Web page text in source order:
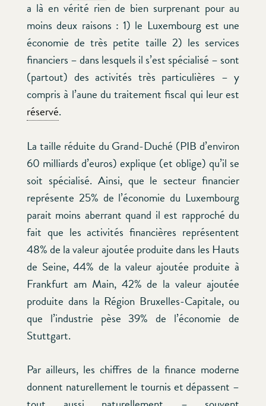
a là en vérité rien de bien surprenant pour au
moins deux raisons : 1) le Luxembourg est une
économie de très petite taille 2) les services
financiers – dans lesquels il s’est spécialisé – sont
(partout) des activités très particulières – y
compris à l’aune du traitement fiscal qui leur est
réservé.
La taille réduite du Grand-Duché (PIB d’environ
60 milliards d’euros) explique (et oblige) qu’il se
soit spécialisé. Ainsi, que le secteur financier
représente 25% de l’économie du Luxembourg
parait moins aberrant quand il est rapproché du
fait que les activités financières représentent
48% de la valeur ajoutée produite dans les Hauts
de Seine, 44% de la valeur ajoutée produite à
Frankfurt am Main, 42% de la valeur ajoutée
produite dans la Région Bruxelles-Capitale, ou
que l’industrie pèse 39% de l’économie de
Stuttgart.
Par ailleurs, les chiffres de la finance moderne
donnent naturellement le tournis et dépassent –